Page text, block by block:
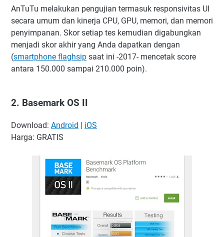
AnTuTu melakukan pengujian termasuk responsivitas UI
secara umum dan kinerja CPU, GPU, memori, dan memori
penyimpanan. Skor setiap tes kemudian digabungkan
menjadi skor akhir yang Anda dapatkan dengan
(smartphone flaghsip saat ini -2017- mencetak score
antara 150.000 sampai 210.000 poin).
2. Basemark OS II
Download: Android | iOS
Harga: GRATIS